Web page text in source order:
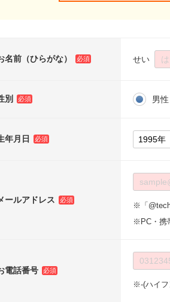
名前（ひらがな） せい
別 男性
年月日
ールアドレス
※「
※PC・携
電話番号
※-(ハイフ